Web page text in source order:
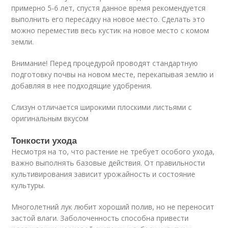
примерно 5-6 лет, спустя данное время рекомендуется
выполнить его пересадку на новое место. Сделать это
можно переместив весь кустик на новое место с комом
земли.
Внимание! Перед процедурой проводят стандартную
подготовку почвы на новом месте, перекапывая землю и
добавляя в нее подходящие удобрения.
Слизун отличается широкими плоскими листьями с
оригинальным вкусом
Тонкости ухода
Несмотря на то, что растение не требует особого ухода,
важно выполнять базовые действия. От правильности
культивирования зависит урожайность и состояние
культуры.
Многолетний лук любит хороший полив, но не переносит
застой влаги. Заболоченность способна привести